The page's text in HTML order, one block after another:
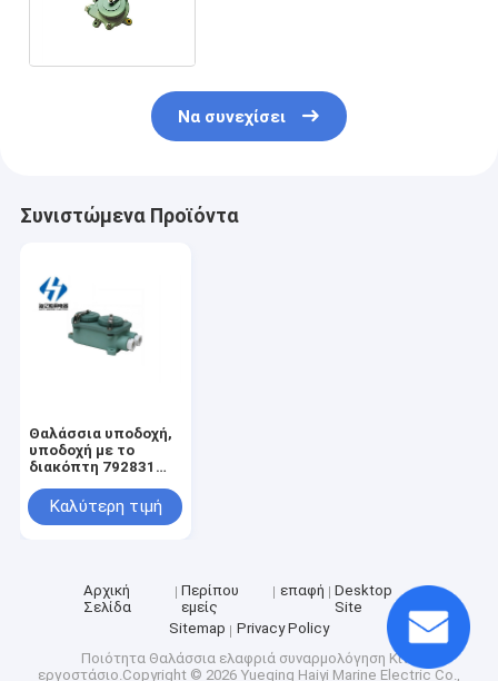
Να συνεχίσει
Συνιστώμενα Προϊόντα
Θαλάσσια υποδοχή,
υποδοχή με το
διακόπτη 792831
υδατοστεγής διπλή
υποδοχή δοχείων
Καλύτερη τιμή
Αρχική
Σελίδα
Περίπου
εμείς
επαφή
Desktop
Site
Sitemap
Privacy Policy
Ποιότητα Θαλάσσια ελαφριά συναρμολόγηση Κίνα
εργοστάσιο.Copyright © 2026 Yueqing Haiyi Marine Electric Co.,